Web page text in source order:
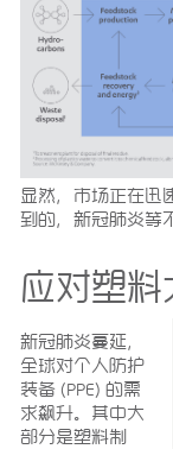
显然，市场正在迅
到的，新冠肺炎等
应对塑料
新冠肺炎蔓延，
全球对个人防护
装备 (PPE) 的需
求飙升。其中大
部分是塑料制